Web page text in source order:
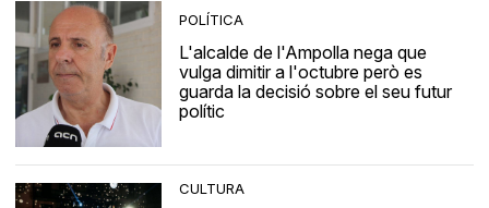
POLÍTICA
L'alcalde de l'Ampolla nega que
vulga dimitir a l'octubre però es
guarda la decisió sobre el seu futur
polític
CULTURA